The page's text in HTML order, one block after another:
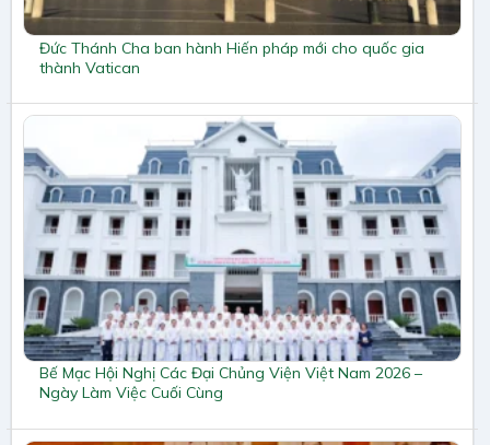
Đức Thánh Cha ban hành Hiến pháp mới cho quốc gia
thành Vatican
Bế Mạc Hội Nghị Các Đại Chủng Viện Việt Nam 2026 –
Ngày Làm Việc Cuối Cùng